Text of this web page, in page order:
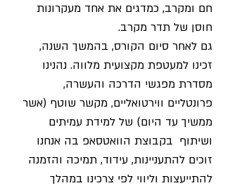
חם ומקרב, כמדגים את אחד מעקרונות
חוסן של תדר מקרב.
גם לאחר סיום הקורס, בהמשך השנה,
זכינו למעטפת מקצועית מלווה. נהנינו
מסדרת מפגשי הדרכה והעשרה,
פרונטליים ווירטואליים, מקשר שוטף (אשר
ממשיך עד היום) של למידת עמיתים
ושיתוף  בקבוצת הוואטסאפ בה אנחנו
זוכים להתעניינות, עידוד, תמיכה והזמנה
להתייעצות וליווי לפי צרכינו במהלך